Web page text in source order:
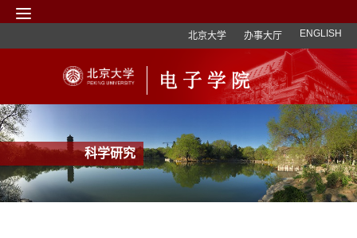
北京大学 办事大厅 ENGLISH
科学研究